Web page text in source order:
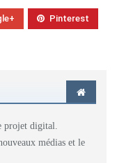
Pinterest
projet digital.
médias et le